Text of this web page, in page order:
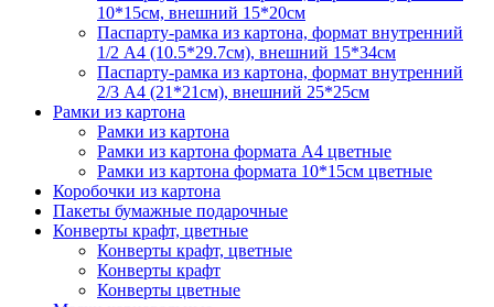
10*15см, внешний 15*20см
Паспарту-рамка из картона, формат внутренний
1/2 А4 (10.5*29.7см), внешний 15*34см
Паспарту-рамка из картона, формат внутренний
2/3 А4 (21*21см), внешний 25*25см
Рамки из картона
Рамки из картона
Рамки из картона формата А4 цветные
Рамки из картона формата 10*15см цветные
Коробочки из картона
Пакеты бумажные подарочные
Конверты крафт, цветные
Конверты крафт, цветные
Конверты крафт
Конверты цветные